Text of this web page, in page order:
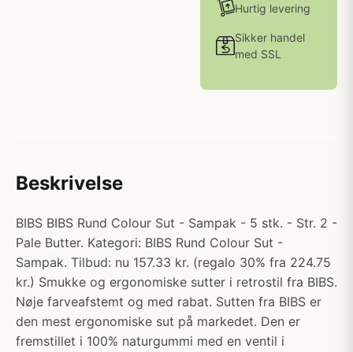
Hurtig levering
Sikker handel
med SSL
Beskrivelse
BIBS BIBS Rund Colour Sut - Sampak - 5 stk. - Str. 2 -
Pale Butter. Kategori: BIBS Rund Colour Sut -
Sampak. Tilbud: nu 157.33 kr. (regalo 30% fra 224.75
kr.) Smukke og ergonomiske sutter i retrostil fra BIBS.
Nøje farveafstemt og med rabat. Sutten fra BIBS er
den mest ergonomiske sut på markedet. Den er
fremstillet i 100% naturgummi med en ventil i